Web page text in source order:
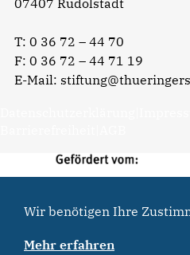
07407 Rudolstadt
T: 0 36 72 – 44 70
F: 0 36 72 – 44 71 19
E-Mail:
Wir benötigen Ihre
Mehr erfahren